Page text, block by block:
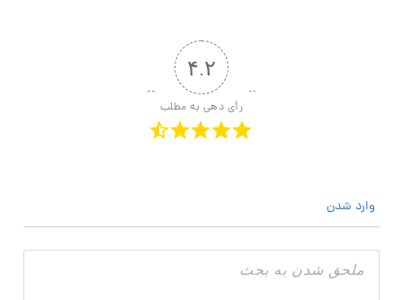
۴.۲
رأی دهی به مطلب
وارد شدن